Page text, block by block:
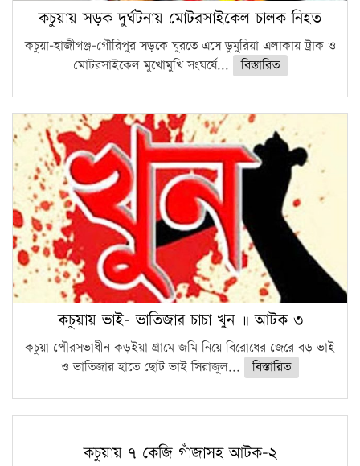
কচুয়ায় সড়ক দুর্ঘটনায় মোটরসাইকেল চালক নিহত
কচুয়া-হাজীগঞ্জ-গৌরিপুর সড়কে ঘুরতে এসে ডুমুরিয়া এলাকায় ট্রাক ও
মোটরসাইকেল মুখোমুখি সংঘর্ষে...
বিস্তারিত
কচুয়ায় ভাই- ভাতিজার চাচা খুন ॥ আটক ৩
কচুয়া পৌরসভাধীন কড়ইয়া গ্রামে জমি নিয়ে বিরোধের জেরে বড় ভাই
ও ভাতিজার হাতে ছোট ভাই সিরাজুল...
বিস্তারিত
কচুয়ায় ৭ কেজি গাঁজাসহ আটক-২